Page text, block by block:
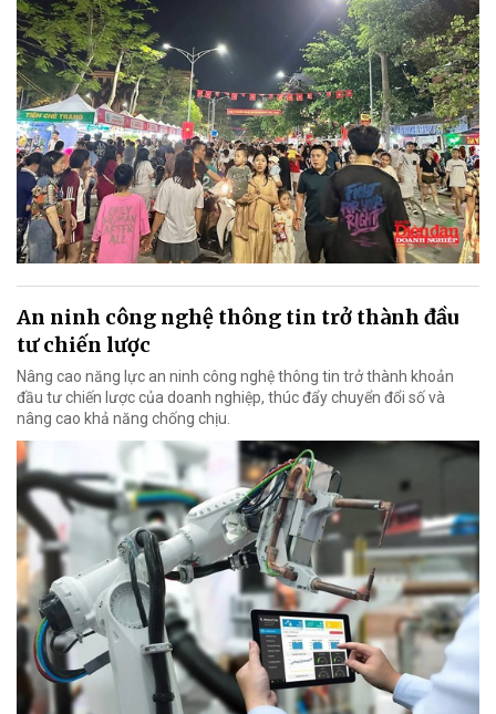
An ninh công nghệ thông tin trở thành đầu
tư chiến lược
Nâng cao năng lực an ninh công nghệ thông tin trở thành khoản
đầu tư chiến lược của doanh nghiệp, thúc đẩy chuyển đổi số và
nâng cao khả năng chống chịu.